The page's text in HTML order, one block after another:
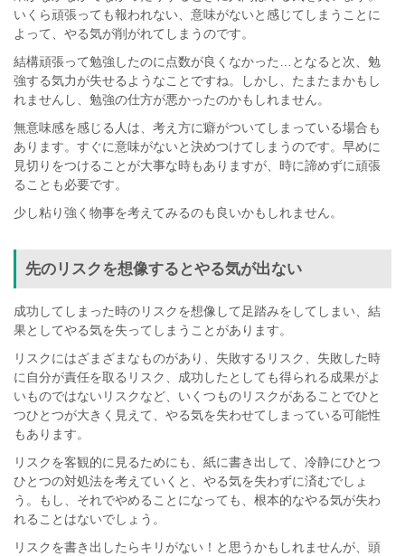
いくら頑張っても報われない、意味がないと感じてしまうことに
よって、やる気が削がれてしまうのです。
結構頑張って勉強したのに点数が良くなかった…となると次、勉
強する気力が失せるようなことですね。しかし、たまたまかもし
れませんし、勉強の仕方が悪かったのかもしれません。
無意味感を感じる人は、考え方に癖がついてしまっている場合も
あります。すぐに意味がないと決めつけてしまうのです。早めに
見切りをつけることが大事な時もありますが、時に諦めずに頑張
ることも必要です。
少し粘り強く物事を考えてみるのも良いかもしれません。
先のリスクを想像するとやる気が出ない
成功してしまった時のリスクを想像して足踏みをしてしまい、結
果としてやる気を失ってしまうことがあります。
リスクにはざまざまなものがあり、失敗するリスク、失敗した時
に自分が責任を取るリスク、成功したとしても得られる成果がよ
いものではないリスクなど、いくつものリスクがあることでひと
つひとつが大きく見えて、やる気を失わせてしまっている可能性
もあります。
リスクを客観的に見るためにも、紙に書き出して、冷静にひとつ
ひとつの対処法を考えていくと、やる気を失わずに済むでしょ
う。もし、それでやめることになっても、根本的なやる気が失わ
れることはないでしょう。
リスクを書き出したらキリがない！と思うかもしれませんが、頭